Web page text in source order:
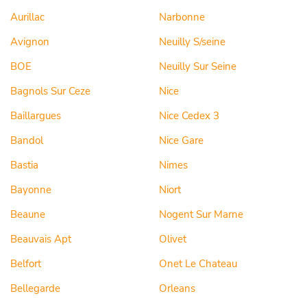
Aurillac
Avignon
BOE
Bagnols Sur Ceze
Baillargues
Bandol
Bastia
Bayonne
Beaune
Beauvais Apt
Belfort
Bellegarde
Narbonne
Neuilly S/seine
Neuilly Sur Seine
Nice
Nice Cedex 3
Nice Gare
Nimes
Niort
Nogent Sur Marne
Olivet
Onet Le Chateau
Orleans